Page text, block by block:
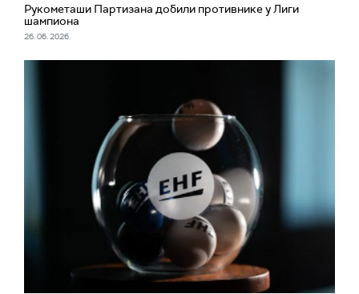
Рукометаши Партизана добили противнике у Лиги
шампиона
26. 06. 2026.